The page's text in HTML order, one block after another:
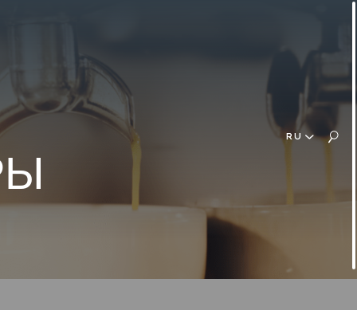
RU